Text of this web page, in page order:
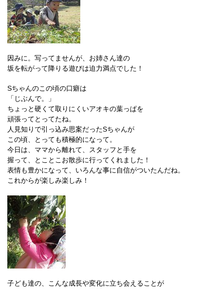
因みに。写ってませんが、お姉さん達の
坂を転がって降りる遊びは迫力満点でした！
Sちゃんのこの頃の口癖は
「じぶんで。」
ちょっと硬くて取りにくいアオキの葉っぱを
頑張ってとってたね。
人見知りで引っ込み思案だったSちゃんが
この頃、とっても積極的になって。
今日は、ママから離れて、スタッフと手を
握って、とことこお散歩に行ってくれました！
表情も豊かになって、いろんな事に自信がついたんだね。
これからが楽しみ楽しみ！
子ども達の、こんな成長や変化に立ち会えることが